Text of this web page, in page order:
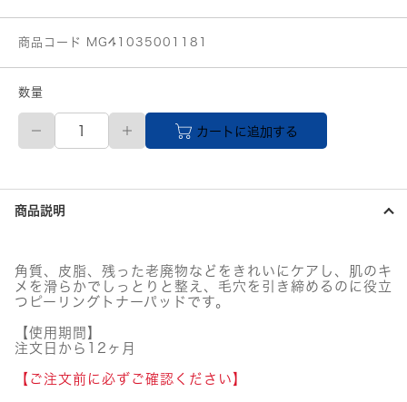
商品コード MG41035001181
数量
medicube
デ
ュ
ー
ブ)
毛
穴
パ
ド
2.0
カートに追加する
商品説明
角質、皮脂、残った老廃物などをきれいにケアし、肌のキ
メを滑らかでしっとりと整え、毛穴を引き締めるのに役立
つピーリングトナーパッドです。
【使用期間】
注文日から12ヶ月
【ご注文前に必ずご確認ください】